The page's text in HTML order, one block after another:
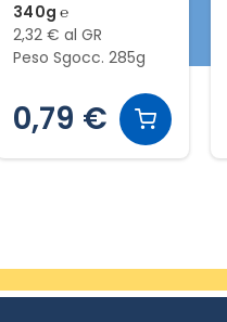
340g ℮
2,32 € al GR
Peso Sgocc. 285g
0,79 €